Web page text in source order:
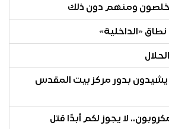
ومنهم دون ذلك
«الداخلية»
يشيدون بدور مركز بيت المقدس
لا يجوز لكم أبدًا قتل